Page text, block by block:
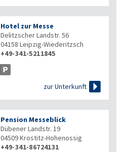
Hotel zur Messe
Delitzscher Landstr. 56
04158 Leipzig-Wiederitzsch
+49-341-5211845
zur Unterkunft 
Pension Messeblick
Dübener Landstr. 19
04509Krostitz-Hohenossig
+49-341-86724131